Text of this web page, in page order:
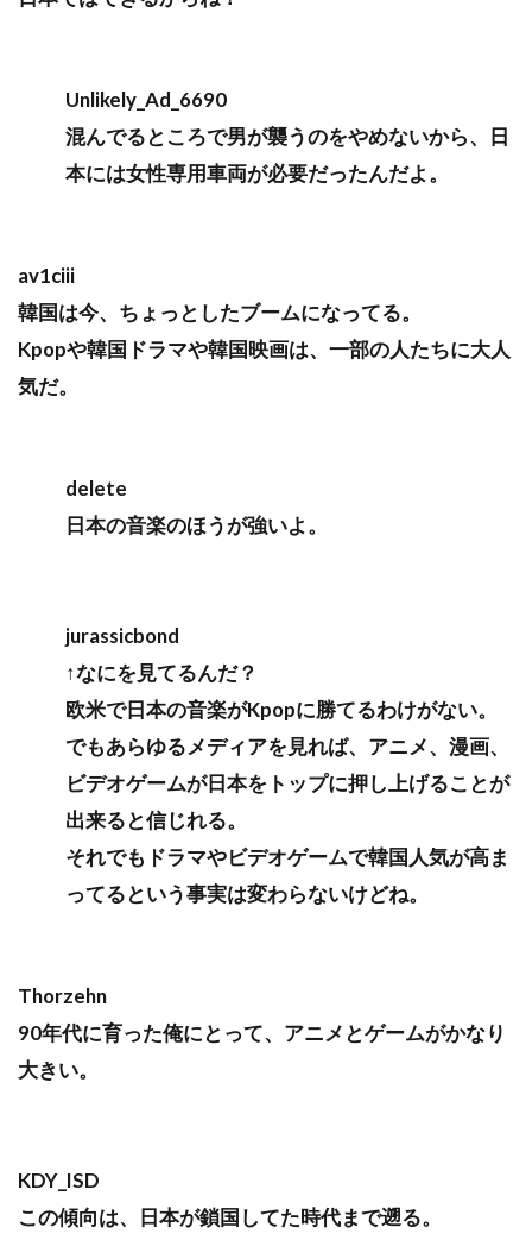
Unlikely_Ad_6690
混んでるところで男が襲うのをやめないから、日
本には女性専用車両が必要だったんだよ。
av1ciii
韓国は今、ちょっとしたブームになってる。
Kpopや韓国ドラマや韓国映画は、一部の人たちに大人
気だ。
delete
日本の音楽のほうが強いよ。
jurassicbond
↑なにを見てるんだ？
欧米で日本の音楽がKpopに勝てるわけがない。
でもあらゆるメディアを見れば、アニメ、漫画、
ビデオゲームが日本をトップに押し上げることが
出来ると信じれる。
それでもドラマやビデオゲームで韓国人気が高ま
ってるという事実は変わらないけどね。
Thorzehn
90年代に育った俺にとって、アニメとゲームがかなり
大きい。
KDY_ISD
この傾向は、日本が鎖国してた時代まで遡る。